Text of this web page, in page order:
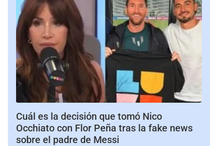
Cuál es la decisión que tomó Nico
Occhiato con Flor Peña tras la fake news
sobre el padre de Messi